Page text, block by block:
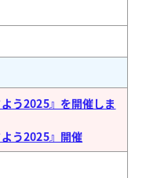
う2025』を開催しま
う2025』開催